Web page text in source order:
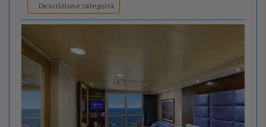
Descrizione categoria